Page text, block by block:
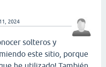
2024
solteros y
este sitio, porque